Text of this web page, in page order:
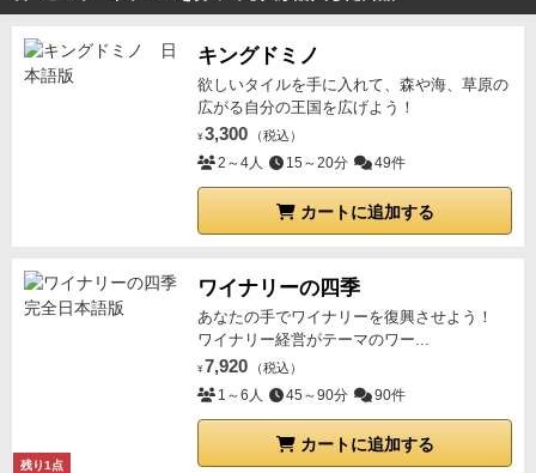
ドミニオン系のデッキビルドタイプのゲームをやって
いる人は感覚があるので強いと思います。
は、ちまちま勝利点をあげるより、お金を大量に稼い
で一気に勝ち切る。お金がショートしてやれることが
なくなるとかなりツラいです。
キングドミノ
欲しいタイルを手に入れて、森や海、草原の
広がる自分の王国を広げよう！
¥ 3,300 （税込）
2～4人 15～20分 49件
カートに追加する
残り1点
ワイナリーの四季
あなたの手でワイナリーを復興させよう！
ワイナリー経営がテーマのワー...
¥ 7,920 （税込）
1～6人 45～90分 90件
カートに追加する